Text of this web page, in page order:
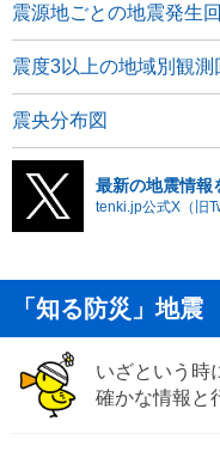
震源地ごとの地震発生
震度3以上の地域別観測
震央分布図
最新の地震情報
tenki.jp公式X（旧
「知る防災」地震
いざという時
確かな情報と